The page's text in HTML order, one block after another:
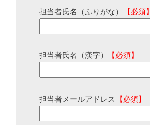
担当者氏名（ふりがな） 【必須】
担当者氏名（漢字） 【必須】
担当者メールアドレス 【必須】